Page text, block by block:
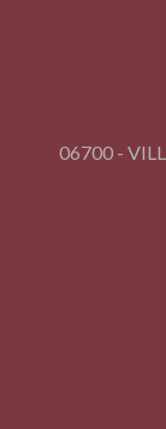
06700 -